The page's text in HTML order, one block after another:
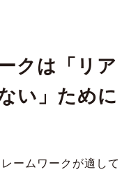
クは「リア
い」ために
ームワークが適して